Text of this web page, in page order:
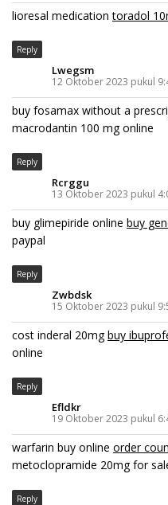
lioresal medicationtoradol
Reply
Lwegsm
12 Oktober 2023 pukul
buy fosamax without a
macrodantin 100 mg online
Reply
Rcrggu
13 Oktober 2023 pukul
buy glimepiride online buy
paypal
Reply
Zwbdsk
15 Oktober 2023 pukul
cost inderal 20mgbuy
online
Reply
Efldkr
19 Oktober 2023 pukul
warfarin buy online order
metoclopramide 20mg for
Reply